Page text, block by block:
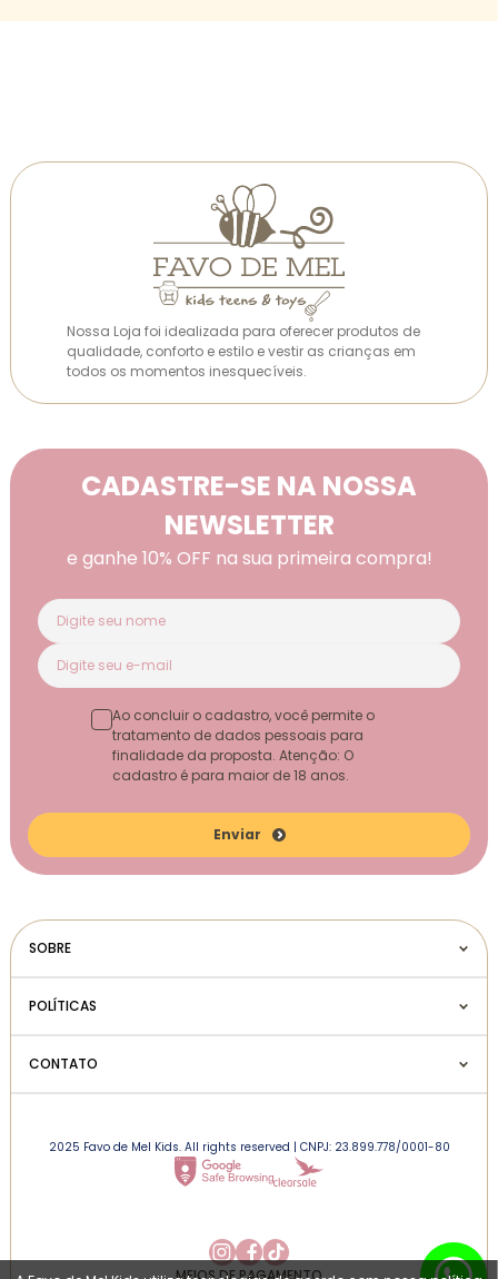
Nossa Loja foi idealizada para oferecer produtos de
qualidade, conforto e estilo e vestir as crianças em
todos os momentos inesquecíveis.
CADASTRE-SE NA NOSSA
NEWSLETTER
e ganhe 10% OFF na sua primeira compra!
Enviar
Ao concluir o cadastro, você permite o
tratamento de dados pessoais para
finalidade da proposta. Atenção: O
cadastro é para maior de 18 anos.
SOBRE
POLÍTICAS
CONTATO
2025 Favo de Mel Kids. All rights reserved | CNPJ: 23.899.778/0001-80
MEIOS DE PAGAMENTO